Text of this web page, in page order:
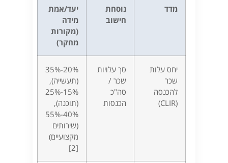
מדד
נוסחת
חישוב
יעד/אמת
מידה
(מקורות
מחקר)
יחס עלות
שכר
להכנסה
(CLIR)
סך עלויות
שכר /
סה"כ
הכנסות
20%-35%
(תעשייה),
15%-25%
(תוכנה),
40%-55%
(שירותים
מקצועיים)
[2]